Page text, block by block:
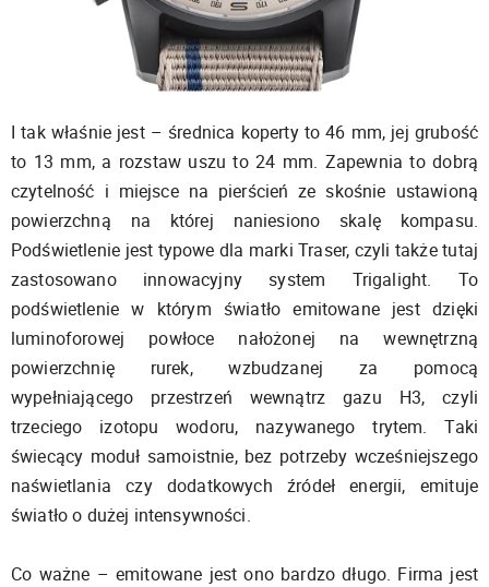
I tak właśnie jest – średnica koperty to 46 mm, jej grubość
to 13 mm, a rozstaw uszu to 24 mm. Zapewnia to dobrą
czytelność i miejsce na pierścień ze skośnie ustawioną
powierzchną na której naniesiono skalę kompasu.
Podświetlenie jest typowe dla marki Traser, czyli także tutaj
zastosowano innowacyjny system Trigalight. To
podświetlenie w którym światło emitowane jest dzięki
luminoforowej powłoce nałożonej na wewnętrzną
powierzchnię rurek, wzbudzanej za pomocą
wypełniającego przestrzeń wewnątrz gazu H3, czyli
trzeciego izotopu wodoru, nazywanego trytem. Taki
świecący moduł samoistnie, bez potrzeby wcześniejszego
naświetlania czy dodatkowych źródeł energii, emituje
światło o dużej intensywności.
Co ważne – emitowane jest ono bardzo długo. Firma jest